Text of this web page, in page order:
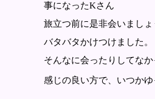
事になったKさん
旅立つ前に是非会いましょ
バタバタかけつけました。
そんなに会ったりしてな
感じの良い方で、いつか